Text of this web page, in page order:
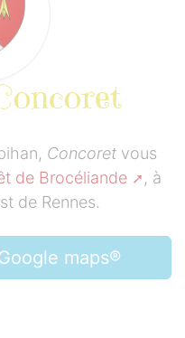
Concoret vous
de Brocéliande
, à
de Rennes.
maps®